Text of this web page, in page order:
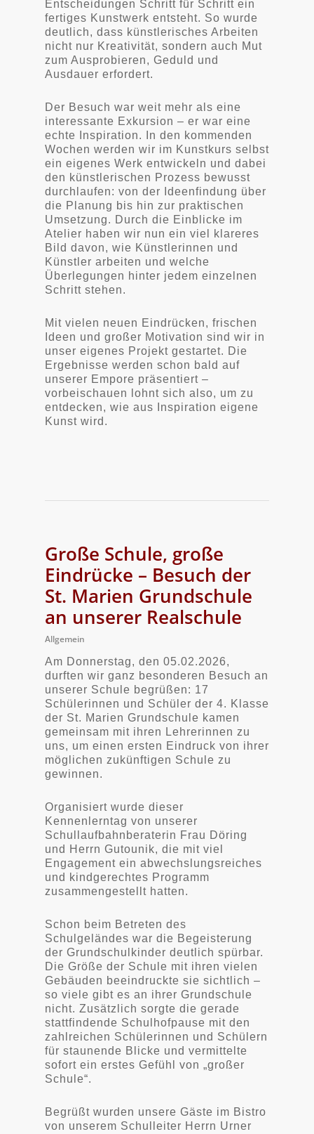
Entscheidungen Schritt für Schritt ein
fertiges Kunstwerk entsteht. So wurde
deutlich, dass künstlerisches Arbeiten
nicht nur Kreativität, sondern auch Mut
zum Ausprobieren, Geduld und
Ausdauer erfordert.
Der Besuch war weit mehr als eine
interessante Exkursion – er war eine
echte Inspiration. In den kommenden
Wochen werden wir im Kunstkurs selbst
ein eigenes Werk entwickeln und dabei
den künstlerischen Prozess bewusst
durchlaufen: von der Ideenfindung über
die Planung bis hin zur praktischen
Umsetzung. Durch die Einblicke im
Atelier haben wir nun ein viel klareres
Bild davon, wie Künstlerinnen und
Künstler arbeiten und welche
Überlegungen hinter jedem einzelnen
Schritt stehen.
Mit vielen neuen Eindrücken, frischen
Ideen und großer Motivation sind wir in
unser eigenes Projekt gestartet. Die
Ergebnisse werden schon bald auf
unserer Empore präsentiert –
vorbeischauen lohnt sich also, um zu
entdecken, wie aus Inspiration eigene
Kunst wird.
Große Schule, große
Eindrücke – Besuch der
St. Marien Grundschule
an unserer Realschule
Allgemein
Am Donnerstag, den 05.02.2026,
durften wir ganz besonderen Besuch an
unserer Schule begrüßen: 17
Schülerinnen und Schüler der 4. Klasse
der St. Marien Grundschule kamen
gemeinsam mit ihren Lehrerinnen zu
uns, um einen ersten Eindruck von ihrer
möglichen zukünftigen Schule zu
gewinnen.
Organisiert wurde dieser
Kennenlerntag von unserer
Schullaufbahnberaterin Frau Döring
und Herrn Gutounik, die mit viel
Engagement ein abwechslungsreiches
und kindgerechtes Programm
zusammengestellt hatten.
Schon beim Betreten des
Schulgeländes war die Begeisterung
der Grundschulkinder deutlich spürbar.
Die Größe der Schule mit ihren vielen
Gebäuden beeindruckte sie sichtlich –
so viele gibt es an ihrer Grundschule
nicht. Zusätzlich sorgte die gerade
stattfindende Schulhofpause mit den
zahlreichen Schülerinnen und Schülern
für staunende Blicke und vermittelte
sofort ein erstes Gefühl von „großer
Schule“.
Begrüßt wurden unsere Gäste im Bistro
von unserem Schulleiter Herrn Urner